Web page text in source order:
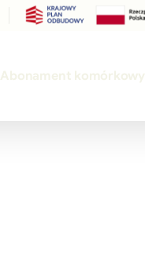
Abonament komórkowy